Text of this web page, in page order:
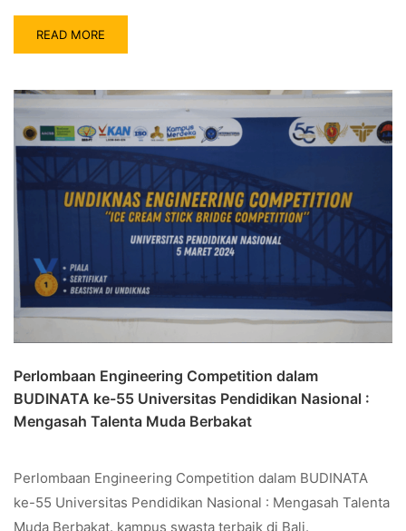
READ MORE
Perlombaan Engineering Competition dalam
BUDINATA ke-55 Universitas Pendidikan Nasional :
Mengasah Talenta Muda Berbakat
Perlombaan Engineering Competition dalam BUDINATA
ke-55 Universitas Pendidikan Nasional : Mengasah Talenta
Muda Berbakat. kampus swasta terbaik di Bali.